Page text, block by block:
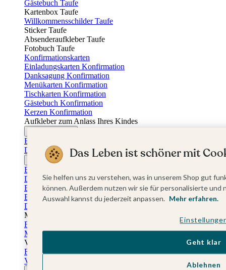
Gästebuch Taufe
Kartenbox Taufe
Willkommensschilder Taufe
Sticker Taufe
Absenderaufkleber Taufe
Fotobuch Taufe
Konfirmationskarten
Einladungskarten Konfirmation
Danksagung Konfirmation
Menükarten Konfirmation
Tischkarten Konfirmation
Gästebuch Konfirmation
Kerzen Konfirmation
Aufkleber zum Anlass Ihres Kindes
Einladungskarten Firmung
Dankeskarten Firmung
Jugendweihekarten
Einladungskarten Jugendweihe
Dankeskarten Jugendweihe
Einschulungskarten
Einladungskarten Einschulung
Danksagung Einschulung
Muttertag
Fotogeschenke Muttertag
Muttertagskarten
Vatertag
Fotogeschenke Vatertag
Vatertagskarten
Das Leben ist schöner mit
Sie helfen uns zu verstehen, was in unserem Shop gut
können. Außerdem nutzen wir sie für personalisierte
Auswahl kannst du jederzeit anpassen. Mehr erfahren.
Ablehnen
Geht klar